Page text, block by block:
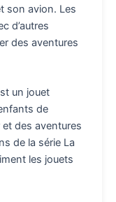
son avion. Les
d’autres
des aventures
un jouet
de
et des aventures
de la série La
les jouets